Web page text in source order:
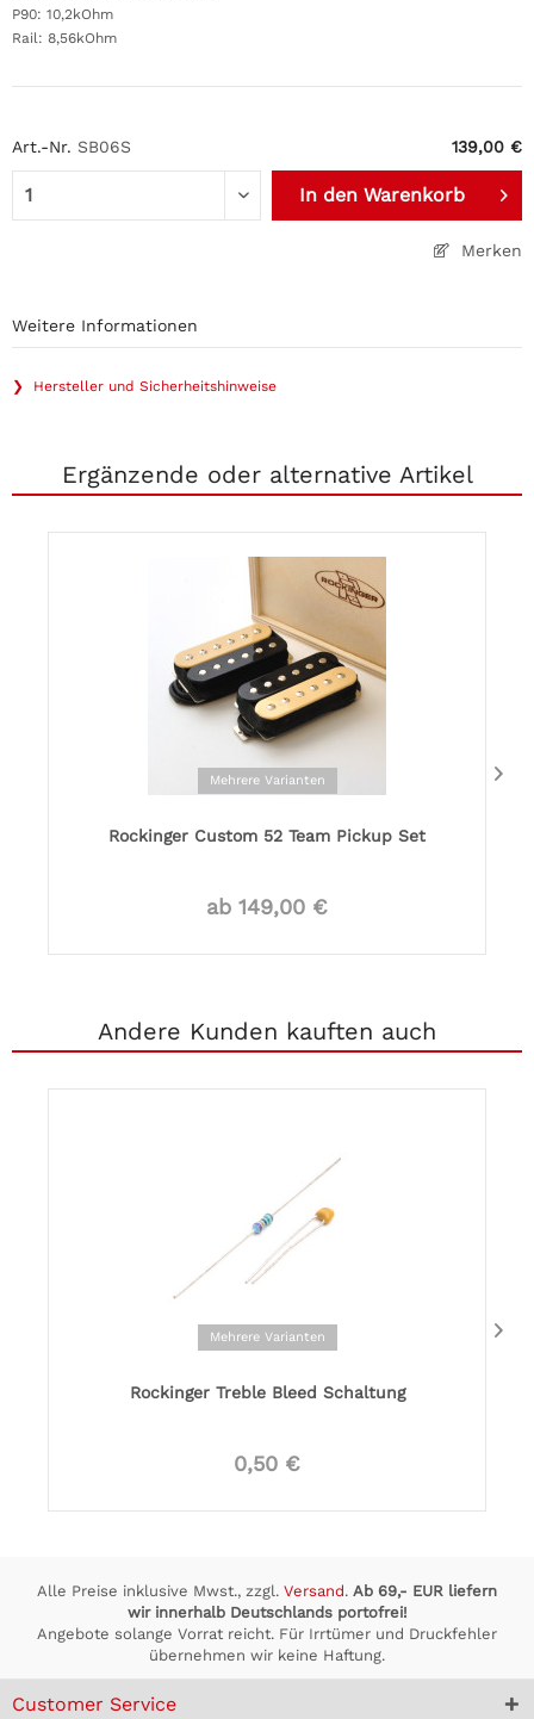
Art.-Nr. SB06S 139,00 €
In den Warenkorb
Merken
P90: 10,2kOhm
Rail: 8,56kOhm
Weitere Informationen
❯ Hersteller und Sicherheitshinweise
Ergänzende oder alternative Artikel
Mehrere Varianten
Rockinger Custom 52 Team Pickup Set
ab 149,00 €
Andere Kunden kauften auch
Mehrere Varianten
Rockinger Treble Bleed Schaltung
0,50 €
Alle Preise inklusive Mwst., zzgl. Versand. Ab 69,- EUR liefern
wir innerhalb Deutschlands portofrei!
Angebote solange Vorrat reicht. Für Irrtümer und Druckfehler
übernehmen wir keine Haftung.
Customer Service